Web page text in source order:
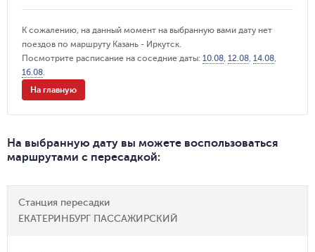
К сожалению, на данный момент на выбранную вами дату нет
поездов по маршруту Казань - Иркутск.
Посмотрите расписание на соседние даты: 10.08, 12.08, 14.08,
16.08.
На главную
На выбранную дату вы можете воспользоваться
маршрутами с пересадкой:
Станция пересадки
ЕКАТЕРИНБУРГ ПАССАЖИРСКИЙ